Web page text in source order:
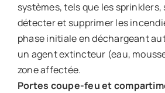
systèmes, tels que les
détecter et supprimer les
phase initiale en déchargeant
un agent extincteur (eau,
zone affectée.
Portes coupe-feu et